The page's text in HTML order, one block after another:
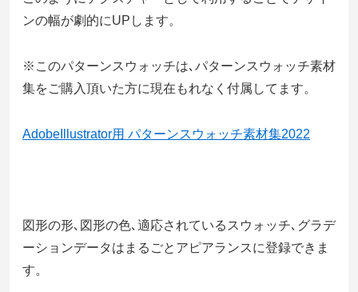
ンの幅が劇的にUPします。
※このパターンスウォッチは､パターンスウォッチ素材
集をご購入頂いた方に現在もれなく付属してます。
AdobeIllustrator用 パターンスウォッチ素材集2022
図形の形､図形の色､適応されているスウォッチ､グラデ
ーションデータはまるごとアピアランスに登録できま
す。